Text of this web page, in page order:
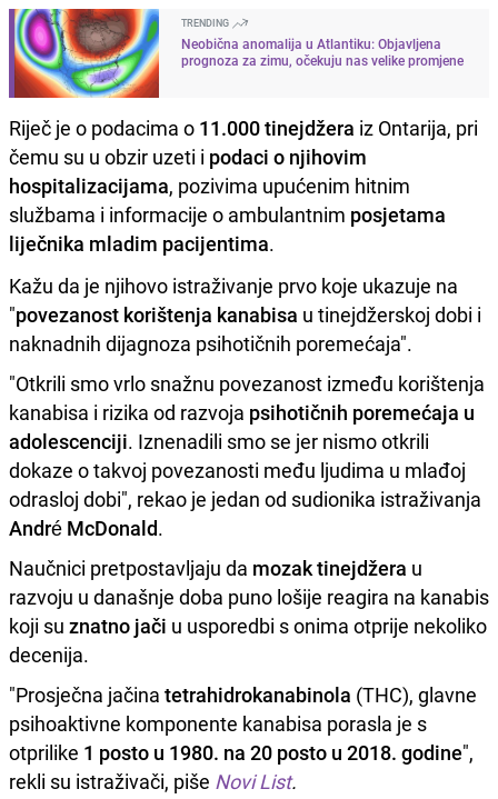
TRENDING
Neobična anomalija u Atlantiku: Objavljena
prognoza za zimu, očekuju nas velike promjene
Riječ je o podacima o 11.000 tinejdžera iz Ontarija, pri
čemu su u obzir uzeti i podaci o njihovim
hospitalizacijama, pozivima upućenim hitnim
službama i informacije o ambulantnim posjetama
liječnika mladim pacijentima.
Kažu da je njihovo istraživanje prvo koje ukazuje na
"povezanost korištenja kanabisa u tinejdžerskoj dobi i
naknadnih dijagnoza psihotičnih poremećaja".
"Otkrili smo vrlo snažnu povezanost između korištenja
kanabisa i rizika od razvoja psihotičnih poremećaja u
adolescenciji. Iznenadili smo se jer nismo otkrili
dokaze o takvoj povezanosti među ljudima u mlađoj
odrasloj dobi", rekao je jedan od sudionika istraživanja
André McDonald.
Naučnici pretpostavljaju da mozak tinejdžera u
razvoju u današnje doba puno lošije reagira na kanabis
koji su znatno jači u usporedbi s onima otprije nekoliko
decenija.
"Prosječna jačina tetrahidrokanabinola (THC), glavne
psihoaktivne komponente kanabisa porasla je s
otprilike 1 posto u 1980. na 20 posto u 2018. godine",
rekli su istraživači, piše Novi List.